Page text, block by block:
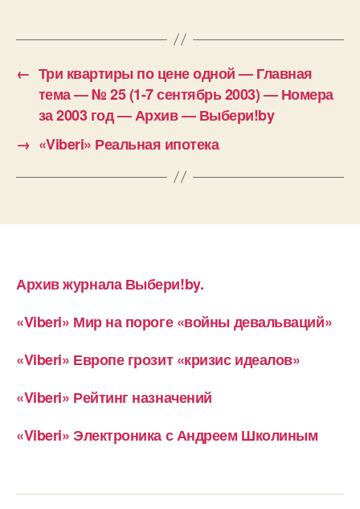
← Три квартиры по цене одной — Главная
тема — № 25 (1-7 сентябрь 2003) — Номера
за 2003 год — Архив — Выбери!by
→ «Viberi» Реальная ипотека
Архив журнала Выбери!by.
«Viberi» Мир на пороге «войны девальваций»
«Viberi» Европе грозит «кризис идеалов»
«Viberi» Рейтинг назначений
«Viberi» Электроника с Андреем Школиным